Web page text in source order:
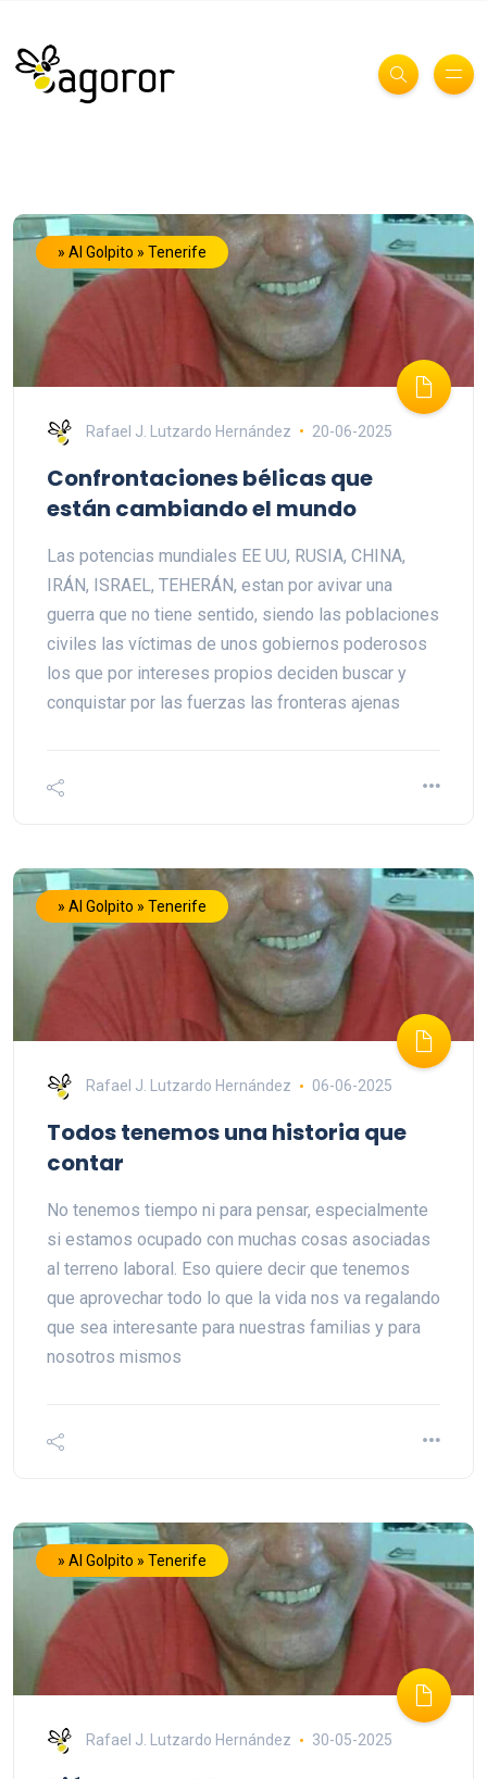
» Al Golpito » Tenerife
Rafael J. Lutzardo Hernández 20-06-2025
Confrontaciones bélicas que
están cambiando el mundo
Las potencias mundiales EE UU, RUSIA, CHINA,
IRÁN, ISRAEL, TEHERÁN, estan por avivar una
guerra que no tiene sentido, siendo las poblaciones
civiles las víctimas de unos gobiernos poderosos
los que por intereses propios deciden buscar y
conquistar por las fuerzas las fronteras ajenas
» Al Golpito » Tenerife
Rafael J. Lutzardo Hernández 06-06-2025
Todos tenemos una historia que
contar
No tenemos tiempo ni para pensar, especialmente
si estamos ocupado con muchas cosas asociadas
al terreno laboral. Eso quiere decir que tenemos
que aprovechar todo lo que la vida nos va regalando
que sea interesante para nuestras familias y para
nosotros mismos
» Al Golpito » Tenerife
Rafael J. Lutzardo Hernández 30-05-2025